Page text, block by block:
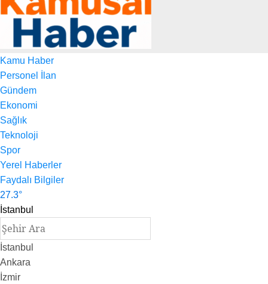
Kamu Haber
Personel İlan
Gündem
Ekonomi
Sağlık
Teknoloji
Spor
Yerel Haberler
Faydalı Bilgiler
27.3°
İstanbul
İstanbul
Ankara
İzmir